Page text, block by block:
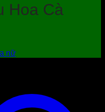
Hoa Cà
nữ